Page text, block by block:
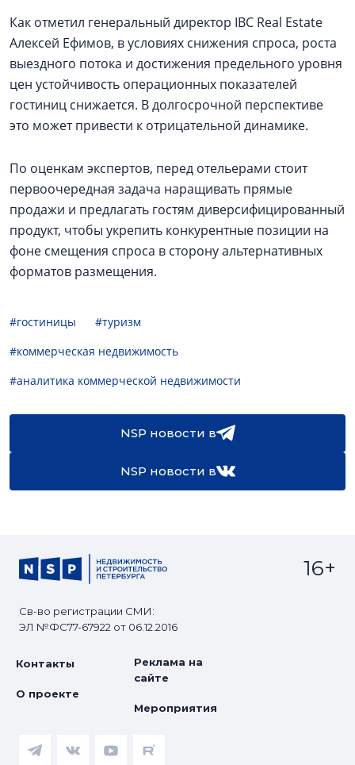
Как отметил генеральный директор IBC Real Estate
Алексей Ефимов, в условиях снижения спроса, роста
выездного потока и достижения предельного уровня
цен устойчивость операционных показателей
гостиниц снижается. В долгосрочной перспективе
это может привести к отрицательной динамике.
По оценкам экспертов, перед отельерами стоит
первоочередная задача наращивать прямые
продажи и предлагать гостям диверсифицированный
продукт, чтобы укрепить конкурентные позиции на
фоне смещения спроса в сторону альтернативных
форматов размещения.
#гостиницы
#туризм
#коммерческая недвижимость
#аналитика коммерческой недвижимости
NSP новости в
NSP новости в
Св-во регистрации СМИ:
ЭЛ №ФС77-67922 от 06.12.2016
16+
Контакты
О проекте
Реклама на
сайте
Мероприятия